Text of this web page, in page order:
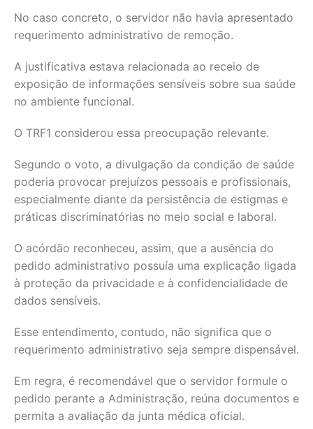
No caso concreto, o servidor não havia apresentado
requerimento administrativo de remoção.
A justificativa estava relacionada ao receio de
exposição de informações sensíveis sobre sua saúde
no ambiente funcional.
O TRF1 considerou essa preocupação relevante.
Segundo o voto, a divulgação da condição de saúde
poderia provocar prejuízos pessoais e profissionais,
especialmente diante da persistência de estigmas e
práticas discriminatórias no meio social e laboral.
O acórdão reconheceu, assim, que a ausência do
pedido administrativo possuía uma explicação ligada
à proteção da privacidade e à confidencialidade de
dados sensíveis.
Esse entendimento, contudo, não significa que o
requerimento administrativo seja sempre dispensável.
Em regra, é recomendável que o servidor formule o
pedido perante a Administração, reúna documentos e
permita a avaliação da junta médica oficial.